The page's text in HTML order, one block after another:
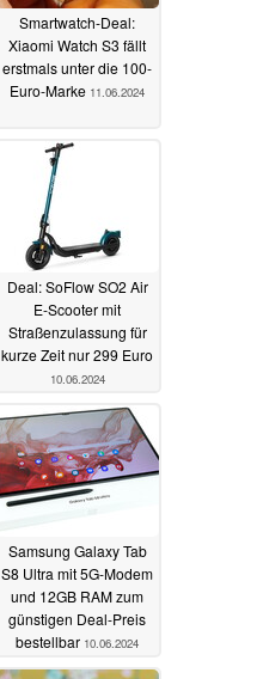
Smartwatch-Deal:
Xiaomi Watch S3 fällt
erstmals unter die 100-
Euro-Marke 11.06.2024
Deal: SoFlow SO2 Air
E-Scooter mit
Straßenzulassung für
kurze Zeit nur 299 Euro
10.06.2024
Samsung Galaxy Tab
S8 Ultra mit 5G-Modem
und 12GB RAM zum
günstigen Deal-Preis
bestellbar 10.06.2024